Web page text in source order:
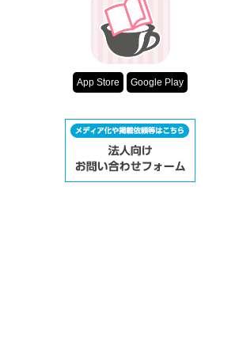
App Store Google Play